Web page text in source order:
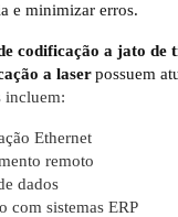
e minimizar erros.
codificação a jato de
a laserpossuem
incluem:
Ethernet
remoto
dados
com sistemas ERP